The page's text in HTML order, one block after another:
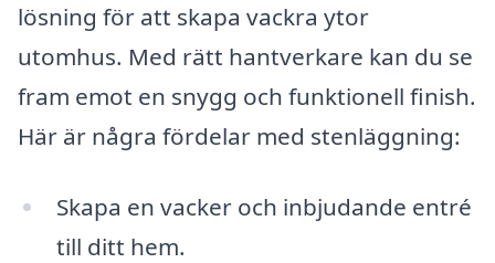
lösning för att skapa vackra ytor
utomhus. Med rätt hantverkare kan du se
fram emot en snygg och funktionell finish.
Här är några fördelar med stenläggning:
Skapa en vacker och inbjudande entré
till ditt hem.